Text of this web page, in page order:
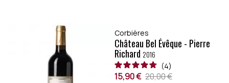
Corbières
Château Bel Évêque - Pierre
Richard 2016
4
15,90 € 20,00 €